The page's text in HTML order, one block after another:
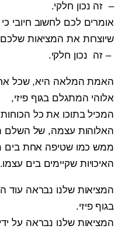
– זה נכון חלקי.
אומרים לכם לחשוב חיובי
שיוצרות את המציאות שלכם
– זה נכון חלקי.
האמת המלאה היא, שכל
אלוהי המתגלם בגוף פיזי,
המכיל בתוכו את כל
האלוהות עצמה, של השלם
ממש כמו שטיפה אחת בים
האיכויות שקיימים בים עצמו.
המציאות שלנו נבראה עוד
בגוף פיזי.
המציאות שלנו נבראה על